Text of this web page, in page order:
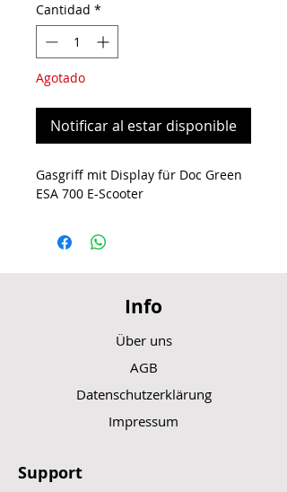
Cantidad *
Agotado
Notificar al estar disponible
Gasgriff mit Display für Doc Green
ESA 700 E-Scooter
Info
Über uns
AGB
Datenschutzerklärung
Impressum
Support